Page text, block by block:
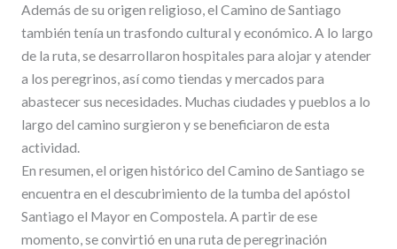
Además de su origen religioso, el Camino de Santiago
también tenía un trasfondo cultural y económico. A lo largo
de la ruta, se desarrollaron hospitales para alojar y atender
a los peregrinos, así como tiendas y mercados para
abastecer sus necesidades. Muchas ciudades y pueblos a lo
largo del camino surgieron y se beneficiaron de esta
actividad.
En resumen, el origen histórico del Camino de Santiago se
encuentra en el descubrimiento de la tumba del apóstol
Santiago el Mayor en Compostela. A partir de ese
momento, se convirtió en una ruta de peregrinación